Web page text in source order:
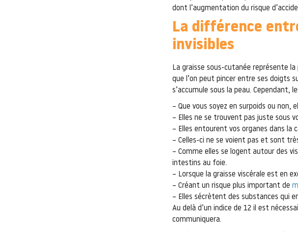
dont l’augmentation du risque
La différence
invisibles
La graisse sous-cutanée représente la
que l’on peut pincer entre ses doigts
s’accumule sous la peau. Cependant,
– Que vous soyez en surpoids ou non,
– Elles ne se trouvent pas juste sous
– Elles entourent vos organes dans la
– Celles-ci ne se voient pas et sont
– Comme elles se logent autour des
intestins au foie.
– Lorsque la graisse viscérale est en
– Créant un risque plus important de
– Elles sécrètent des substances qui
Au delà d’un indice de 12 il est
communiquera.